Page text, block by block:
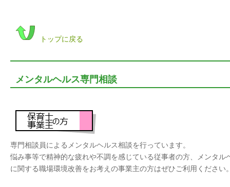
トップに戻る
メンタルヘルス専門相談
専門相談員によるメンタルヘルス相談を行っています。
悩み事等で精神的な疲れや不調を感じている従事者の方、メンタル
に関する職場環境改善をお考えの事業主の方はぜひご利用ください